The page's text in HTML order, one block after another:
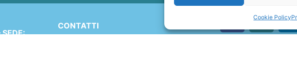
Cookie Policy
CONTATTI
+41 91 2207618